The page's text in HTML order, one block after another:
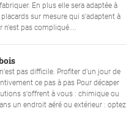
En plus elle sera adaptée à
sur mesure qui s'adaptent à
n'est pas compliqué....
pas difficile. Profiter d’un jour de
ce pas à pas Pour décaper
s'offrent à vous : chimique ou
un endroit aéré ou extérieur : optez